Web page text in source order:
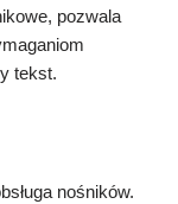
pozwala
tekst.
nośników.